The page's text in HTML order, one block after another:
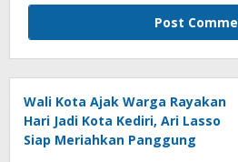
Wali Kota Ajak Warga Rayakan
Hari Jadi Kota Kediri, Ari Lasso
Siap Meriahkan Panggung